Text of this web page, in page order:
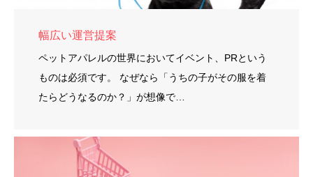
幅広い運営提案
ペットアパレルの世界においてイベント、PRという
ものは必須です。 なぜなら「うちの子がその服を着
たらどうなるのか？」が想像で…